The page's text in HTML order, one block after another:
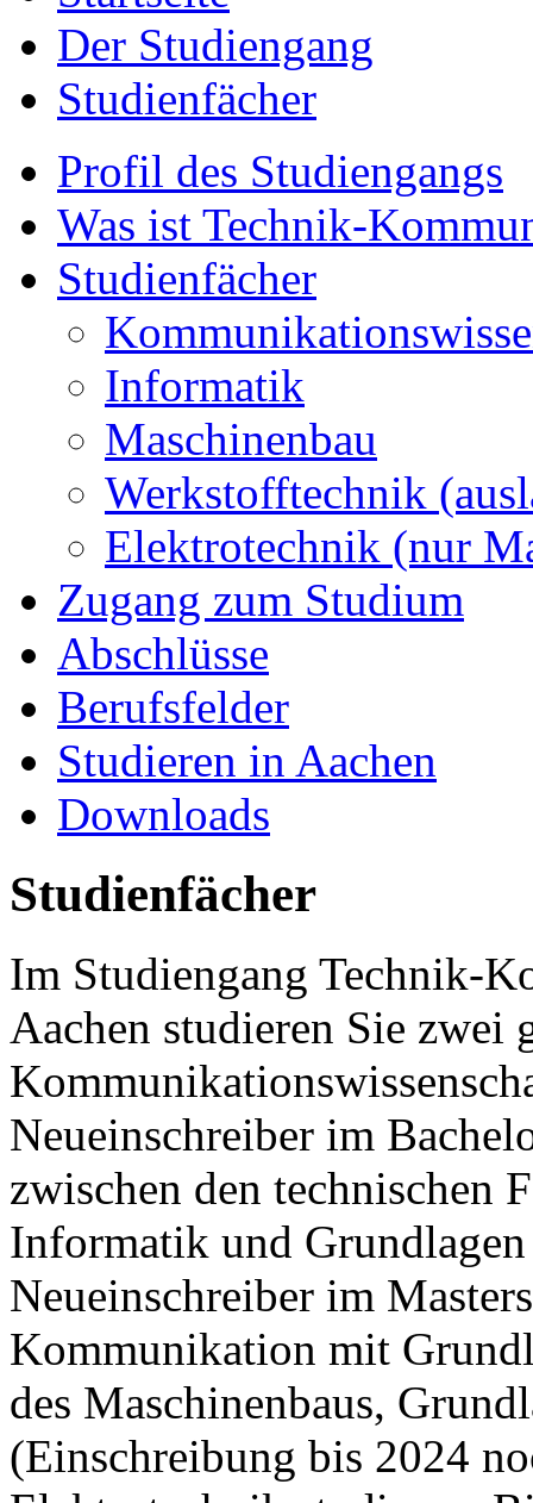
Der Studiengang
Studienfächer
Profil des Studiengangs
Was ist Technik-
Studienfächer
Informatik
Maschinenbau
Werkstofftechnik
Elektrotechnik (nur
Zugang zum Studium
Abschlüsse
Berufsfelder
Studieren in Aachen
Downloads
Studienfächer
Im Studiengang Technik-
Aachen studieren Sie zwei
Neueinschreiber im
zwischen den technischen
Informatik und
Neueinschreiber im
Kommunikation mit
des Maschinenbaus,
(Einschreibung bis 2024